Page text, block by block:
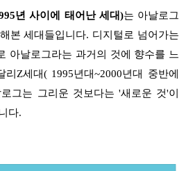
년 사이에 태어난 세대)는 아날로그
본 세대들입니다. 디지털로 넘어가는
아날로그라는 과거의 것에 향수를 느
Z세대( 1995년대~2000년대 중반에
그는 그리운 것보다는 '새로운 것'이
다.